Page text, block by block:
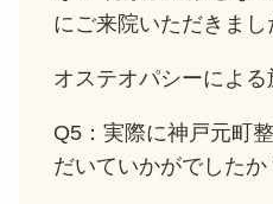
にご来院いただきまし
オステオパシーによる
Q5：実際に神戸元町
だいていかがでしたか